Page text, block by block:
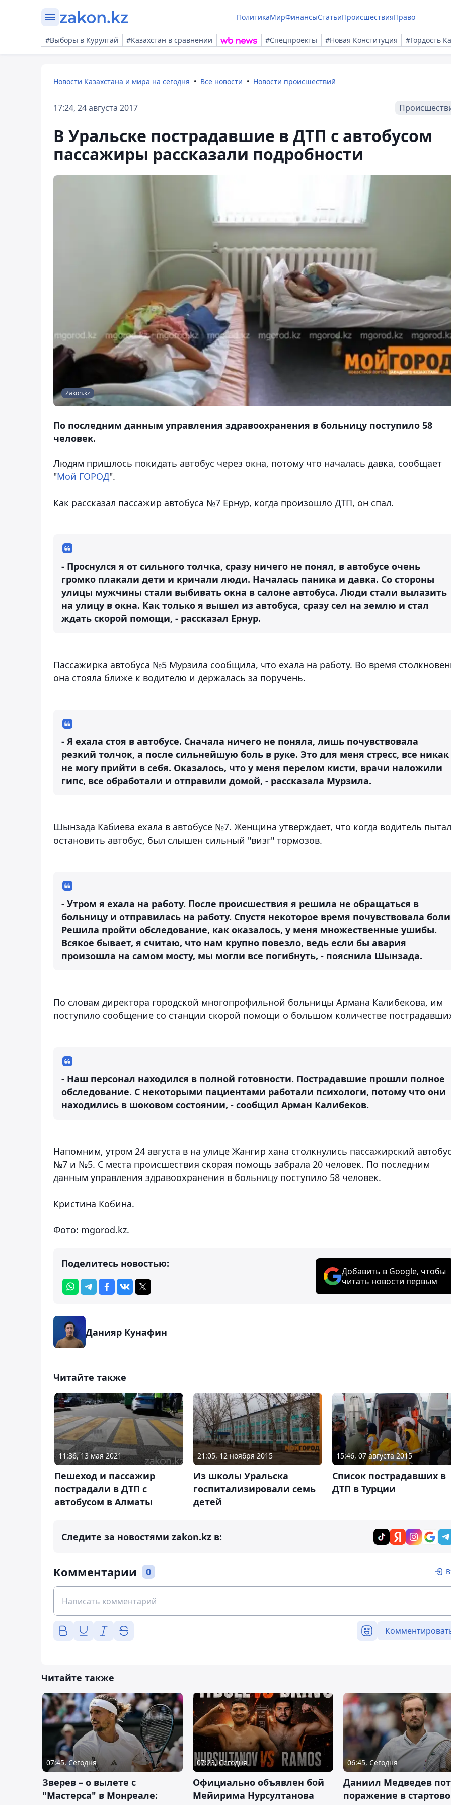
ПолитикаМирФинансыСтатьиПроисшествияПраво
#Выборы в Курултай #Казахстан в сравнении #Спецпроекты #Новая Конституция #Гордость
Новости Казахстана и мира на сегодня Все новости Новости происшествий
17:24, 24 августа 2017
В Уральске пострадавшие в ДТП с автобусом
пассажиры рассказали подробности
Zakon.kz
По последним данным управления здравоохранения в больницу поступило 58
человек.
Людям пришлось покидать автобус через окна, потому что началась давка, сообщает
"Мой ГОРОД".
Как рассказал пассажир автобуса №7 Ернур, когда произошло ДТП, он спал.
- Проснулся я от сильного толчка, сразу ничего не понял, в автобусе очень
громко плакали дети и кричали люди. Началась паника и давка. Со стороны
улицы мужчины стали выбивать окна в салоне автобуса. Люди стали вылазить
на улицу в окна. Как только я вышел из автобуса, сразу сел на землю и стал
ждать скорой помощи, - рассказал Ернур.
Пассажирка автобуса №5 Мурзила сообщила, что ехала на работу. Во время
она стояла ближе к водителю и держалась за поручень.
- Я ехала стоя в автобусе. Сначала ничего не поняла, лишь почувствовала
резкий толчок, а после сильнейшую боль в руке. Это для меня стресс, все никак
не могу прийти в себя. Оказалось, что у меня перелом кисти, врачи наложили
гипс, все обработали и отправили домой, - рассказала Мурзила.
Шынзада Кабиева ехала в автобусе №7. Женщина утверждает, что когда водитель
остановить автобус, был слышен сильный "визг" тормозов.
- Утром я ехала на работу. После происшествия я решила не обращаться в
больницу и отправилась на работу. Спустя некоторое время почувствовала
Решила пройти обследование, как оказалось, у меня множественные ушибы.
Всякое бывает, я считаю, что нам крупно повезло, ведь если бы авария
произошла на самом мосту, мы могли все погибнуть, - пояснила Шынзада.
По словам директора городской многопрофильной больницы Армана Калибекова, им
поступило сообщение со станции скорой помощи о большом количестве
- Наш персонал находился в полной готовности. Пострадавшие прошли полное
обследование. С некоторыми пациентами работали психологи, потому что они
находились в шоковом состоянии, - сообщил Арман Калибеков.
Напомним, утром 24 августа в на улице Жангир хана столкнулись пассажирский
№7 и №5. С места происшествия скорая помощь забрала 20 человек. По последним
данным управления здравоохранения в больницу поступило 58 человек.
Кристина Кобина.
Фото: mgorod.kz.
Поделитесь новостью:
Добавить в Google, чтобы
читать новости первым
Данияр Кунафин
Читайте также
11:36, 13 мая 2021
Пешеход и пассажир
пострадали в ДТП с
автобусом в Алматы
21:05, 12 ноября 2015
Из школы Уральска
госпитализировали семь
детей
15:46, 07 августа 2015
Список пострадавших в
ДТП в Турции
Следите за новостями zakon.kz в:
Комментарии 0
Читайте также
07:45, Сегодня
Зверев – о вылете с
"Мастерса" в Монреале:
07:23, Сегодня
Официально объявлен бой
Мейирима Нурсултанова
06:45, Сегодня
Даниил Медведев
поражение в